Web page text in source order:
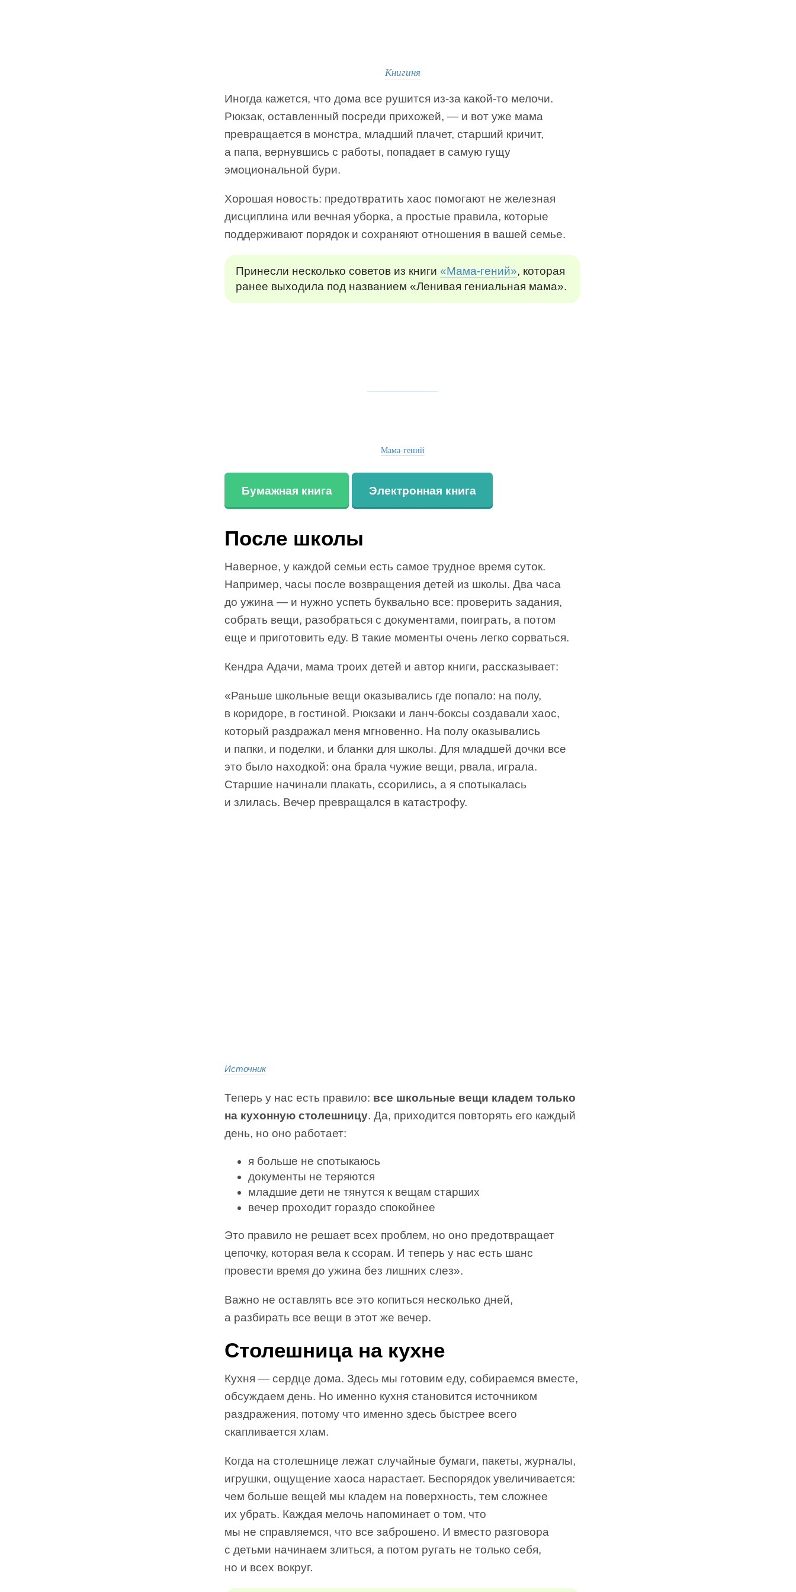
Книгиня
Иногда кажется, что дома все рушится из-за какой-то мелочи.
Рюкзак, оставленный посреди прихожей, — и вот уже мама
превращается в монстра, младший плачет, старший кричит,
а папа, вернувшись с работы, попадает в самую гущу
эмоциональной бури.
Хорошая новость: предотвратить хаос помогают не железная
дисциплина или вечная уборка, а простые правила, которые
поддерживают порядок и сохраняют отношения в вашей семье.
Принесли несколько советов из книги «Мама-гений», которая
ранее выходила под названием «Ленивая гениальная мама».
Мама-гений
Бумажная книга Электронная книга
После школы
Наверное, у каждой семьи есть самое трудное время суток.
Например, часы после возвращения детей из школы. Два часа
до ужина — и нужно успеть буквально все: проверить задания,
собрать вещи, разобраться с документами, поиграть, а потом
еще и приготовить еду. В такие моменты очень легко сорваться.
Кендра Адачи, мама троих детей и автор книги, рассказывает:
«Раньше школьные вещи оказывались где попало: на полу,
в коридоре, в гостиной. Рюкзаки и ланч-боксы создавали хаос,
который раздражал меня мгновенно. На полу оказывались
и папки, и поделки, и бланки для школы. Для младшей дочки все
это было находкой: она брала чужие вещи, рвала, играла.
Старшие начинали плакать, ссорились, а я спотыкалась
и злилась. Вечер превращался в катастрофу.
Источник
Теперь у нас есть правило: все школьные вещи кладем только
на кухонную столешницу. Да, приходится повторять его каждый
день, но оно работает:
я больше не спотыкаюсь
документы не теряются
младшие дети не тянутся к вещам старших
вечер проходит гораздо спокойнее
Это правило не решает всех проблем, но оно предотвращает
цепочку, которая вела к ссорам. И теперь у нас есть шанс
провести время до ужина без лишних слез».
Важно не оставлять все это копиться несколько дней,
а разбирать все вещи в этот же вечер.
Столешница на кухне
Кухня — сердце дома. Здесь мы готовим еду, собираемся вместе,
обсуждаем день. Но именно кухня становится источником
раздражения, потому что именно здесь быстрее всего
скапливается хлам.
Когда на столешнице лежат случайные бумаги, пакеты, журналы,
игрушки, ощущение хаоса нарастает. Беспорядок увеличивается:
чем больше вещей мы кладем на поверхность, тем сложнее
их убрать. Каждая мелочь напоминает о том, что
мы не справляемся, что все заброшено. И вместо разговора
с детьми начинаем злиться, а потом ругать не только себя,
но и всех вокруг.